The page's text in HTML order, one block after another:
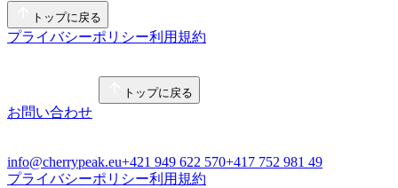
トップに戻る
プライバシーポリシー利用規約
トップに戻る
お問い合わせ
info@cherrypeak.eu+421 949 622 570+417 752 981 49
プライバシーポリシー利用規約